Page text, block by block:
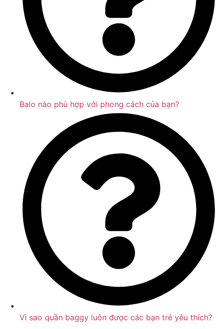
Balo nào phù hợp với phong cách của bạn?
Vì sao quần baggy luôn được các bạn trẻ yêu thích?